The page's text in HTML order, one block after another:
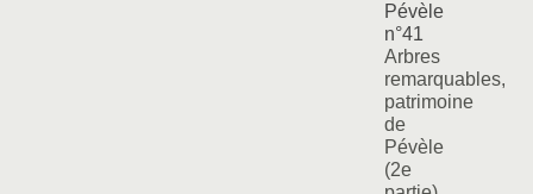
Pévèle
n°41
Arbres
remarquables,
patrimoine
de
Pévèle
(2e